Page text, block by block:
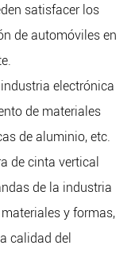
satisfacer los
de automóviles en
electrónica
de materiales
de aluminio, etc.
de cinta vertical
de la industria
y formas,
calidad del